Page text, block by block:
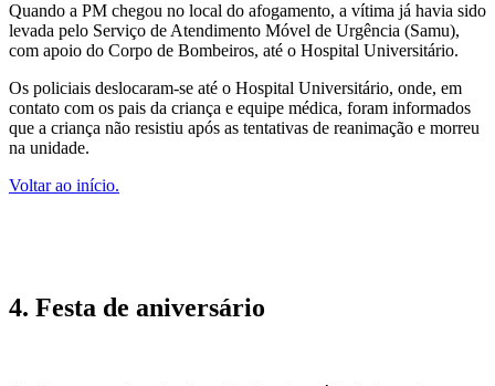
Quando a PM chegou no local do afogamento, a vítima já havia sido
levada pelo Serviço de Atendimento Móvel de Urgência (Samu),
com apoio do Corpo de Bombeiros, até o Hospital Universitário.
Os policiais deslocaram-se até o Hospital Universitário, onde, em
contato com os pais da criança e equipe médica, foram informados
que a criança não resistiu após as tentativas de reanimação e morreu
na unidade.
Voltar ao início.
4. Festa de aniversário